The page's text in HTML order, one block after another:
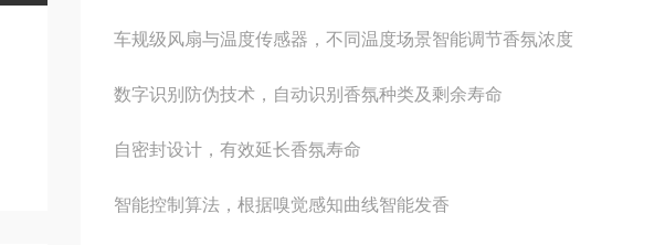
车规级风扇与温度传感器，不同温度场景智能调节香氛浓度
数字识别防伪技术，自动识别香氛种类及剩余寿命
自密封设计，有效延长香氛寿命
智能控制算法，根据嗅觉感知曲线智能发香